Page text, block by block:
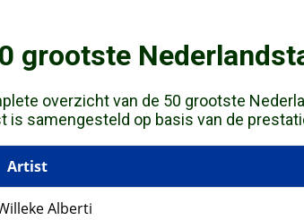
grootste
overzicht van de 50 grootste
is samengesteld op basis van de
Artist
Alberti